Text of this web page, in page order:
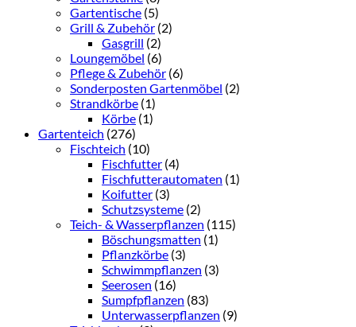
Gartentische (5)
Grill & Zubehör (2)
Gasgrill (2)
Loungemöbel (6)
Pflege & Zubehör (6)
Sonderposten Gartenmöbel (2)
Strandkörbe (1)
Körbe (1)
Gartenteich (276)
Fischteich (10)
Fischfutter (4)
Fischfutterautomaten (1)
Koifutter (3)
Schutzsysteme (2)
Teich- & Wasserpflanzen (115)
Böschungsmatten (1)
Pflanzkörbe (3)
Schwimmpflanzen (3)
Seerosen (16)
Sumpfpflanzen (83)
Unterwasserpflanzen (9)